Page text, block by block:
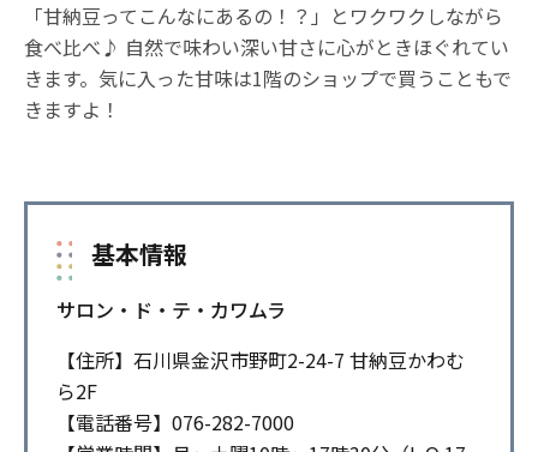
「甘納豆ってこんなにあるの！？」とワクワクしながら
食べ比べ♪ 自然で味わい深い甘さに心がときほぐれてい
きます。気に入った甘味は1階のショップで買うこともで
きますよ！
基本情報
サロン・ド・テ・カワムラ
【住所】石川県金沢市野町2-24-7 甘納豆かわむ
ら2F
【電話番号】076-282-7000